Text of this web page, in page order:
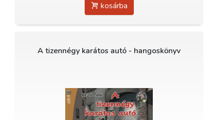
kosárba
A tizennégy karátos autó - hangoskönyv